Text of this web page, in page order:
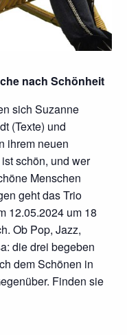
nach Schönheit
sich Suzanne
(Texte) und
ihrem neuen
schön, und wer
Menschen
geht das Trio
12.05.2024 um 18
Ob Pop, Jazz,
die drei begeben
dem Schönen in
Finden sie